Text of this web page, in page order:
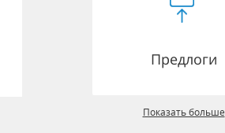
Предлоги
Показать больше